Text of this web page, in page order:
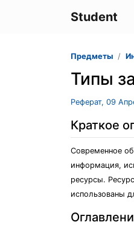
Student
Предметы
Типы
Реферат, 09
Краткое
Современное
информация,
ресурсы.
использованы